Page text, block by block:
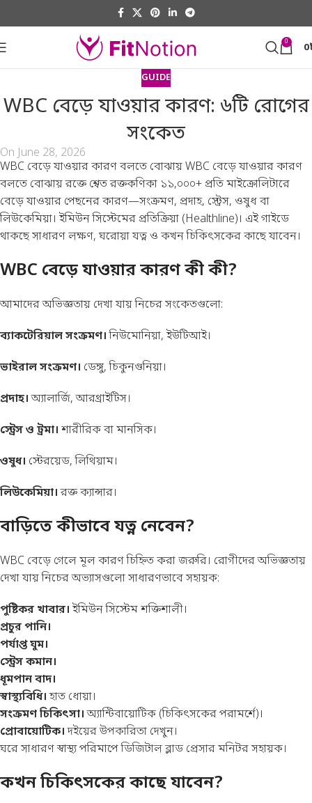
0 0
GUIDE
WBC বেড়ে যাওয়ার কারণ: ৬টি রোগের
সংকেত
On June 28, 2026
WBC বেড়ে যাওয়ার কারণ বলতে বোঝায় WBC বেড়ে যাওয়ার কারণ
বলতে বোঝায় রক্তে শ্বেত রক্তকণিকা ১১,০০০+ প্রতি মাইক্রোলিটারে
বেড়ে যাওয়ার পেছনের কারণ—সংক্রমণ, প্রদাহ, স্ট্রেস, ওষুধ বা
লিউকেমিয়া। ইমিউন সিস্টেমের প্রতিক্রিয়া (Healthline)। এই গাইডে
থাকছে সাধারণ লক্ষণ, ঘরোয়া যত্ন ও কখন চিকিৎসকের কাছে যাবেন।
WBC বেড়ে যাওয়ার কারণ কী কী?
আমাদের অভিজ্ঞতায় দেখা যায় নিচের সংকেতগুলো:
ব্যাকটেরিয়াল সংক্রমণ।নিউমোনিয়া, ইউটিআই।
ভাইরাল সংক্রমণ। ডেঙ্গু, চিকুনগুনিয়া।
প্রদাহ।অ্যালার্জি, আরথ্রাইটিস।
স্ট্রেস ও ট্রমা। শারীরিক বা মানসিক।
ওষুধ। স্টেরয়েড, লিথিয়াম।
লিউকেমিয়া।রক্ত ক্যান্সার।
বাড়িতে কীভাবে যত্ন নেবেন?
WBC বেড়ে গেলে মূল কারণ চিহ্নিত করা জরুরি। রোগীদের অভিজ্ঞতায়
দেখা যায় নিচের অভ্যাসগুলো সাধারণভাবে সহায়ক:
পুষ্টিকর খাবার। ইমিউন সিস্টেম শক্তিশালী।
প্রচুর পানি।
পর্যাপ্ত ঘুম।
স্ট্রেস কমান।
ধূমপান বাদ।
স্বাস্থ্যবিধি।হাত ধোয়া।
সংক্রমণ চিকিৎসা।অ্যান্টিবায়োটিক (চিকিৎসকের পরামর্শে)।
প্রোবায়োটিক। দইয়ের উপকারিতা দেখুন।
ঘরে সাধারণ স্বাস্থ্য পরিমাপেডিজিটাল ব্লাড প্রেসার মনিটরসহায়ক।
কখন চিকিৎসকের কাছে যাবেন?